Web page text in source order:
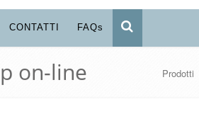
CONTATTI FAQs
on-line Prodotti